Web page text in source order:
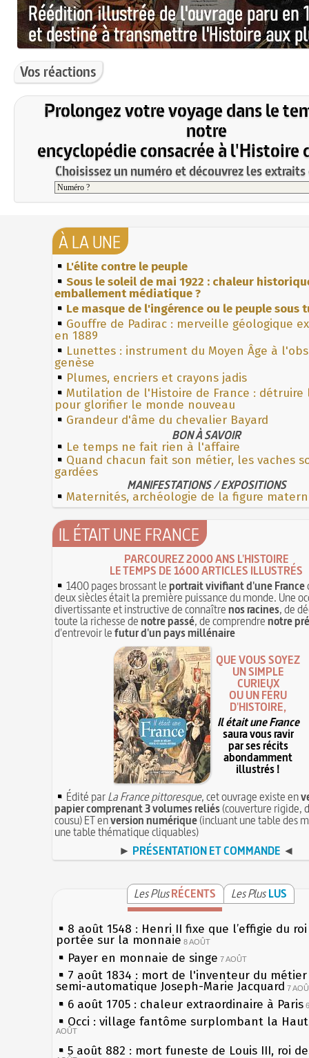
Vos réactions
Prolongez votre voyage dans le
notre
encyclopédie consacrée à l'Histoire
Choisissez un numéro et découvrez les
À LA UNE
L'élite contre le peuple
Sous le soleil de mai 1922 : chaleur
emballement médiatique ?
Le masque de l'ingérence ou le peuple sous
Gouffre de Padirac : merveille géologique
en 1889
Lunettes : instrument du Moyen Âge à
genèse
Plumes, encriers et crayons jadis
Mutilation de l'Histoire de France : détruire
pour glorifier le monde nouveau
Grandeur d'âme du chevalier Bayard
BON À SAVOIR
Le temps ne fait rien à l'affaire
Quand chacun fait son métier, les vaches
gardées
MANIFESTATIONS / EXPOSITIONS
Maternités, archéologie de la figure
IL ÉTAIT UNE FRANCE
PARCOUREZ 2000 ANS L'HISTOIRE
LE TEMPS DE 1600 ARTICLES ILLUSTRÉS
1400 pages brossant leportrait vivifiant d'une France
deux siècles était la première puissance du monde. Une
divertissante et instructive de connaîtrenos racines, de
toute la richesse denotre passé, de comprendrenotre
d'entrevoir lefutur d'un pays millénaire
QUE VOUS SOYEZ
UN SIMPLE
CURIEUX
OU UN FÉRU
D'HISTOIRE,
Il était une France
saura vous ravir
par ses récits
abondamment
illustrés !
Édité parLa France pittoresque, cet ouvrage existe en
papier comprenant 3 volumes reliés(couverture rigide,
cousu) ET enversion numérique(incluant une table des
une table thématique cliquables)
► PRÉSENTATION ET COMMANDE ◄
Les PlusRÉCENTS Les Plus LUS
8 août 1548 : Henri II fixe que l’effigie du
portée sur la monnaie 8 AOÛT
Payer en monnaie de singe 7 AOÛT
7 août 1834 : mort de l'inventeur du
semi-automatique Joseph-Marie Jacquard 7
6 août 1705 : chaleur extraordinaire à Paris
Occi : village fantôme surplombant la
AOÛT
5 août 882 : mort funeste de Louis III, roi